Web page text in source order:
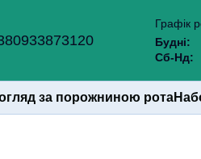
Графік
Будні:
Сб-Нд:
за порожниною рота